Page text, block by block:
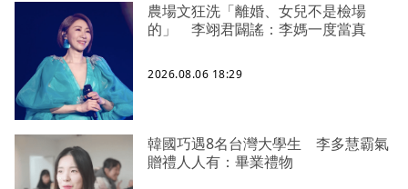
農場文狂洗「離婚、女兒不是檢場
的」 李翊君闢謠：李媽一度當真
2026.08.06 18:29
韓國巧遇8名台灣大學生 李多慧霸氣
贈禮人人有：畢業禮物